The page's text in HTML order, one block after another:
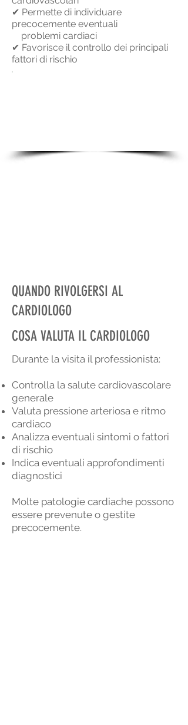
✔ Permette di individuare
precocemente eventuali
problemi cardiaci
✔ Favorisce il controllo dei principali
fattori di rischio
QUANDO RIVOLGERSI AL
CARDIOLOGO
COSA VALUTA IL CARDIOLOGO
Durante la visita il professionista:
Controlla la salute cardiovascolare
generale
Valuta pressione arteriosa e ritmo
cardiaco
Analizza eventuali sintomi o fattori
di rischio
Indica eventuali approfondimenti
diagnostici
Molte patologie cardiache possono
essere prevenute o gestite
precocemente.